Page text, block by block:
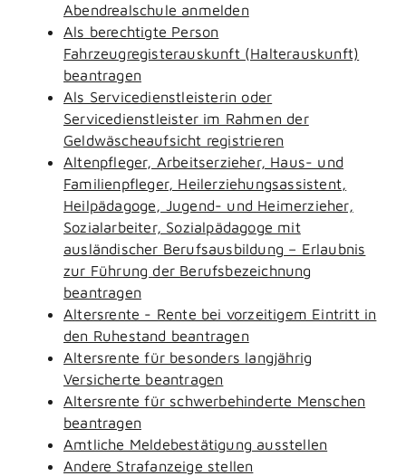
Abendrealschule anmelden
Als berechtigte Person
Fahrzeugregisterauskunft (Halterauskunft)
beantragen
Als Servicedienstleisterin oder
Servicedienstleister im Rahmen der
Geldwäscheaufsicht registrieren
Altenpfleger, Arbeitserzieher, Haus- und
Familienpfleger, Heilerziehungsassistent,
Heilpädagoge, Jugend- und Heimerzieher,
Sozialarbeiter, Sozialpädagoge mit
ausländischer Berufsausbildung – Erlaubnis
zur Führung der Berufsbezeichnung
beantragen
Altersrente - Rente bei vorzeitigem Eintritt in
den Ruhestand beantragen
Altersrente für besonders langjährig
Versicherte beantragen
Altersrente für schwerbehinderte Menschen
beantragen
Amtliche Meldebestätigung ausstellen
Andere Strafanzeige stellen